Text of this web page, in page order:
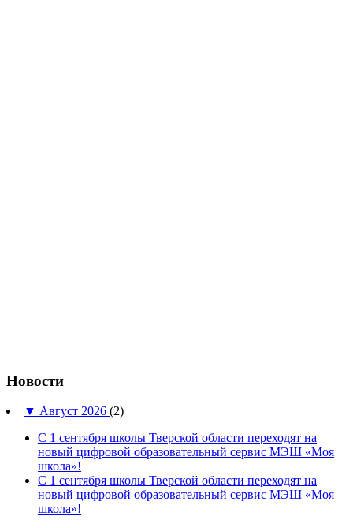
Новости
▼ Август 2026 (2)
С 1 сентября школы Тверской области переходят на
новый цифровой образовательный сервис МЭШ «Моя
школа»!
С 1 сентября школы Тверской области переходят на
новый цифровой образовательный сервис МЭШ «Моя
школа»!